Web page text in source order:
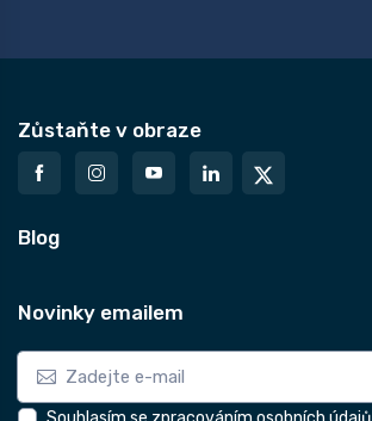
Zůstaňte v obraze
Blog
Novinky emailem